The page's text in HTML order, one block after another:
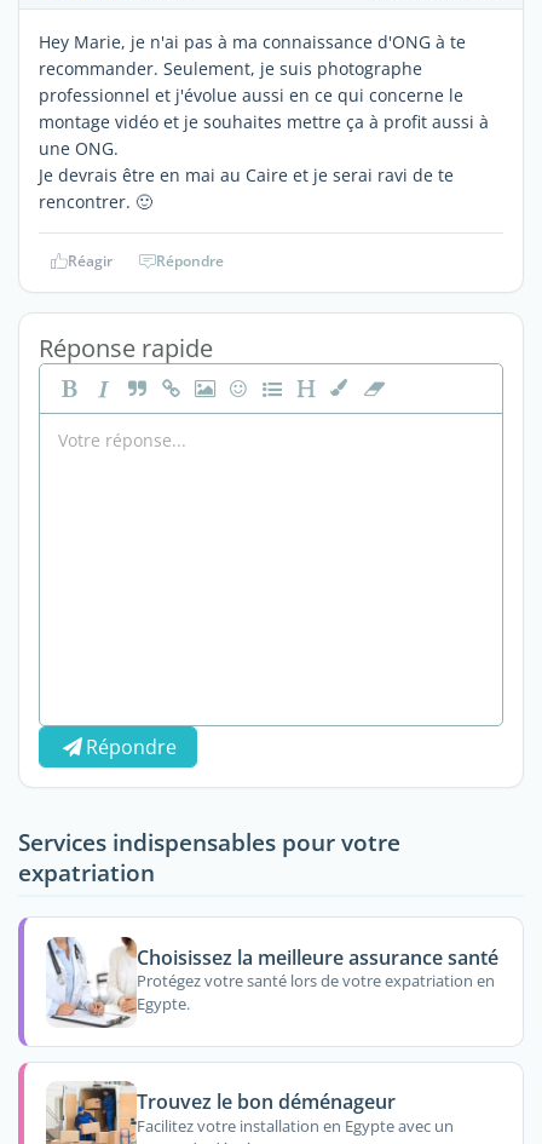
Hey Marie, je n'ai pas à ma connaissance d'ONG à te
recommander. Seulement, je suis photographe
professionnel et j'évolue aussi en ce qui concerne le
montage vidéo et je souhaites mettre ça à profit aussi à
une ONG.
Je devrais être en mai au Caire et je serai ravi de te
rencontrer. 🙂
Réagir Répondre
Réponse rapide
Répondre
Services indispensables pour votre
expatriation
Choisissez la meilleure assurance santé
Protégez votre santé lors de votre expatriation en
Egypte.
Trouvez le bon déménageur
Facilitez votre installation en Egypte avec un